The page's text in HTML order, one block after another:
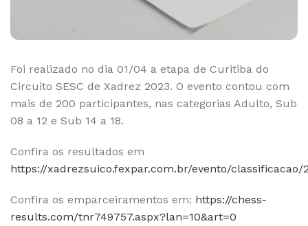
Foi realizado no dia 01/04 a etapa de Curitiba do
Circuito SESC de Xadrez 2023. O evento contou com
mais de 200 participantes, nas categorias Adulto, Sub
08 a 12 e Sub 14 a 18.
Confira os resultados em
https://xadrezsuico.fexpar.com.br/evento/classificacao/
Confira os emparceiramentos em: https://chess-
results.com/tnr749757.aspx?lan=10&art=0